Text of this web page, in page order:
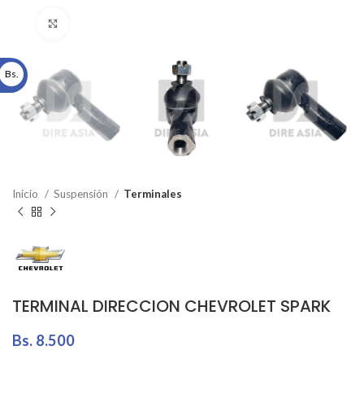
Inicio Suspensión Terminales
TERMINAL DIRECCION CHEVROLET SPARK
Bs. 8.500
Bs.